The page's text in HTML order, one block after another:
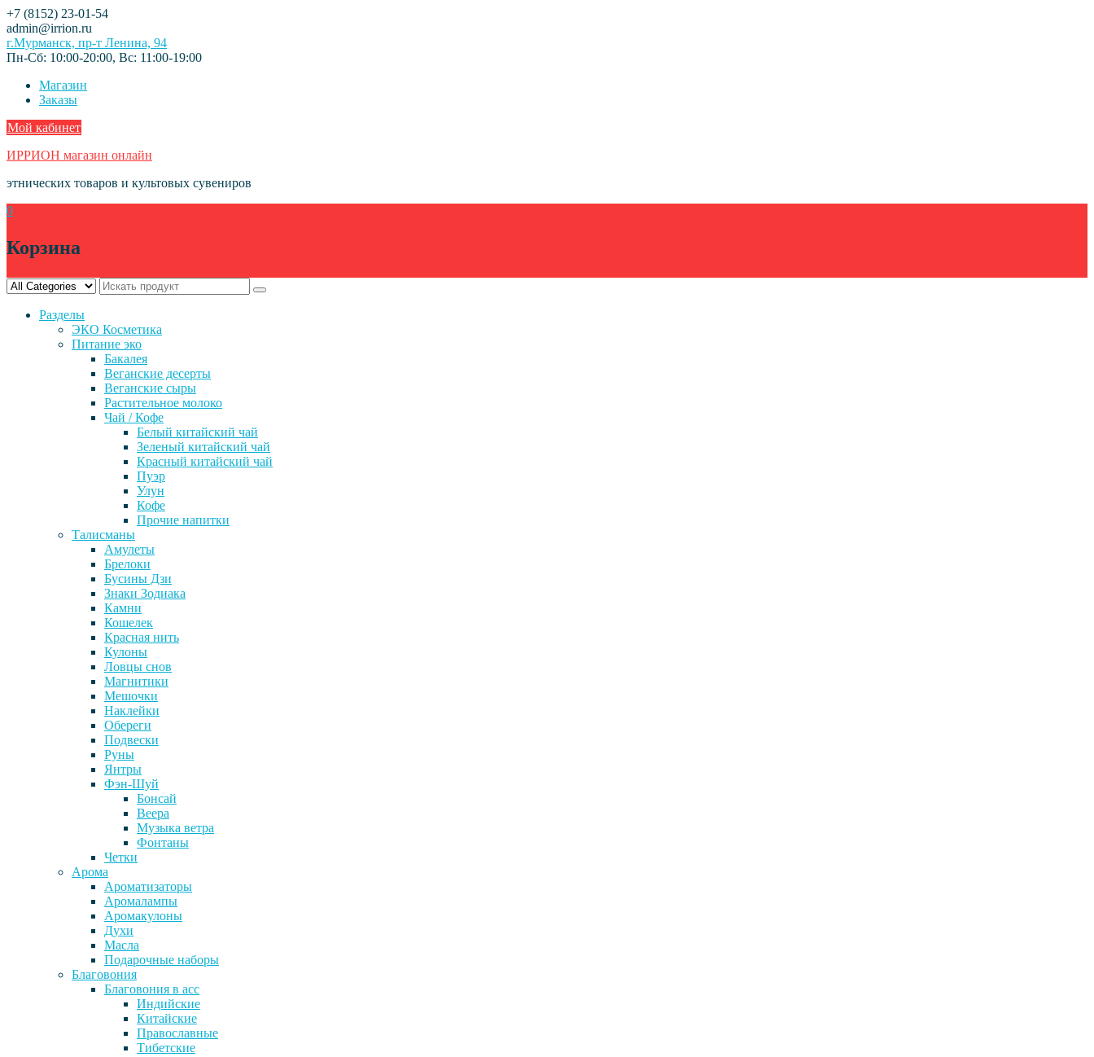
Skip
to
content
+7 (8152) 23-01-54
admin@irrion.ru
г.Мурманск, пр-т Ленина, 94
Пн-Сб: 10:00-20:00, Вс: 11:00-19:00
Магазин
Заказы
Мой кабинет
ИРРИОН магазин онлайн
этнических товаров и культовых сувениров
0
Корзина
Разделы
ЭКО Косметика
Питание эко
Бакалея
Веганские десерты
Веганские сыры
Растительное молоко
Чай / Кофе
Белый китайский чай
Зеленый китайский чай
Красный китайский чай
Пуэр
Улун
Кофе
Прочие напитки
Талисманы
Амулеты
Брелоки
Бусины Дзи
Знаки Зодиака
Камни
Кошелек
Красная нить
Кулоны
Ловцы снов
Магнитики
Мешочки
Наклейки
Обереги
Подвески
Руны
Янтры
Фэн-Шуй
Бонсай
Веера
Музыка ветра
Фонтаны
Четки
Арома
Ароматизаторы
Аромалампы
Аромакулоны
Духи
Масла
Подарочные наборы
Благовония
Благовония в асс
Индийские
Китайские
Православные
Тибетские